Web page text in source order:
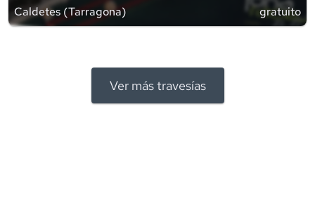
Caldetes (Tarragona) gratuito
Ver más travesías